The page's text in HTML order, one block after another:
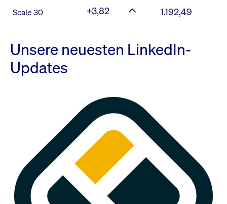
Scale 30 +3,82 1.192,49
Unsere neuesten LinkedIn-
Updates